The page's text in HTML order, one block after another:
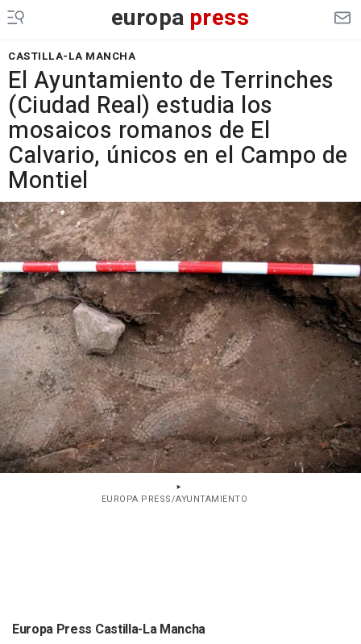
europa press
CASTILLA-LA MANCHA
El Ayuntamiento de Terrinches
(Ciudad Real) estudia los
mosaicos romanos de El
Calvario, únicos en el Campo de
Montiel
EUROPA PRESS/AYUNTAMIENTO
Europa Press Castilla-La Mancha